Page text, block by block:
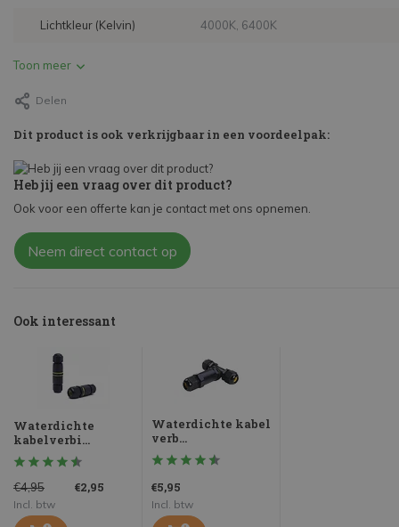
Lichtkleur (Kelvin) 4000K, 6400K
Toon meer
Delen
Dit product is ook verkrijgbaar in een voordeelpak:
Heb jij een vraag over dit product?
Ook voor een offerte kan je contact met ons opnemen.
Neem direct contact op
Ook interessant
Waterdichte
kabelverbi...
€4,95 €2,95
Incl. btw
Waterdichte kabel
verb...
€5,95
Incl. btw